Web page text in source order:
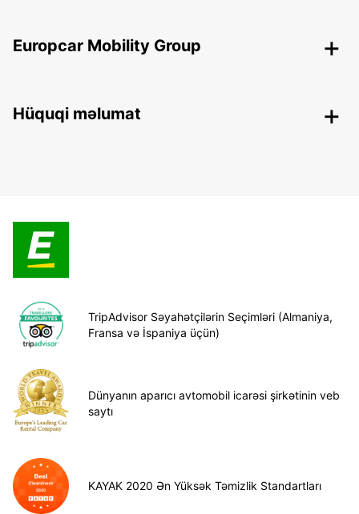
Europcar Mobility Group
Hüquqi məlumat
TripAdvisor Səyahətçilərin Seçimləri (Almaniya,
Fransa və İspaniya üçün)
Dünyanın aparıcı avtomobil icarəsi şirkətinin veb
saytı
KAYAK 2020 Ən Yüksək Təmizlik Standartları